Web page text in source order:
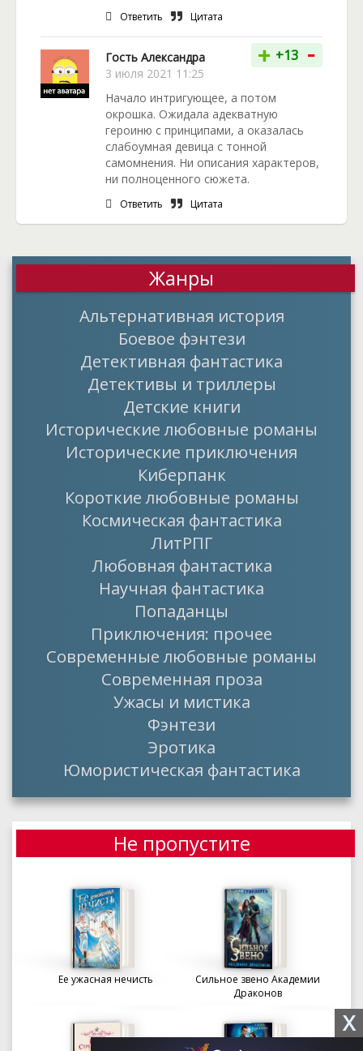
Ответить Цитата
Гость Александра
3 июля 2021 11:25
+ +13 -
Начало интригующее, а потом
окрошка. Ожидала адекватную
героиню с принципами, а оказалась
слабоумная девица с тонной
самомнения. Ни описания характеров,
ни полноценного сюжета.
Ответить Цитата
Жанры
Альтернативная история
Боевое фэнтези
Детективная фантастика
Детективы и триллеры
Детские книги
Исторические любовные романы
Исторические приключения
Киберпанк
Короткие любовные романы
Космическая фантастика
ЛитРПГ
Любовная фантастика
Научная фантастика
Попаданцы
Приключения: прочее
Современные любовные романы
Современная проза
Ужасы и мистика
Фэнтези
Эротика
Юмористическая фантастика
Не пропустите
Ее ужасная нечисть
Сильное звено Академии
Драконов
X